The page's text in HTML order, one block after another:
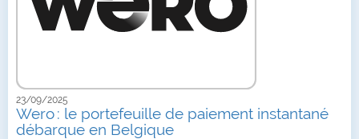
23/09/2025
Wero : le portefeuille de paiement instantané
débarque en Belgique